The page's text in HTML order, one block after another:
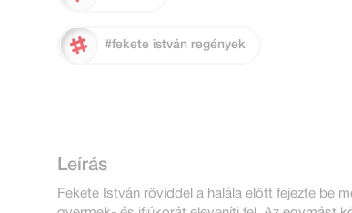
#fekete istván regények
Leírás
Fekete István röviddel a halála előtt fejezte be